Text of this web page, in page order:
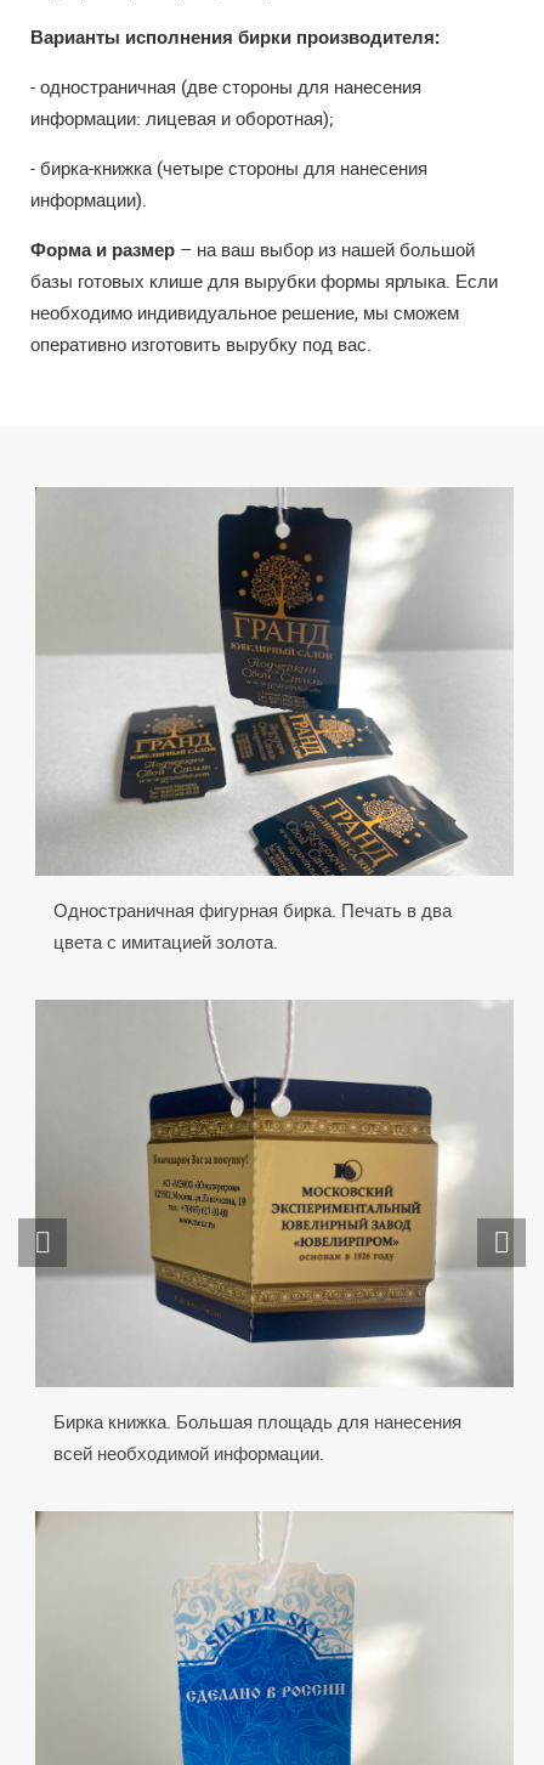
Варианты исполнения бирки производителя:
- одностраничная (две стороны для нанесения
информации: лицевая и оборотная);
- бирка-книжка (четыре стороны для нанесения
информации).
Форма и размер – на ваш выбор из нашей большой
базы готовых клише для вырубки формы ярлыка. Если
необходимо индивидуальное решение, мы сможем
оперативно изготовить вырубку под вас.
Одностраничная фигурная бирка. Печать в два
цвета с имитацией золота.
Бирка книжка. Большая площадь для нанесения
всей необходимой информации.